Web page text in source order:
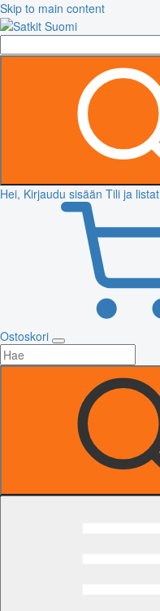
Skip to main content
Hei, Kirjaudu sisään Tili ja listat
Ostoskori